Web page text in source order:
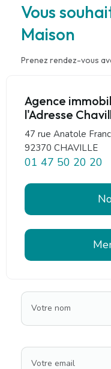
Vous
Maison
Prenez rendez-vous
Agence
l'Adresse
47 rue Anatole
92370 CHAVILLE
01 47 50 20 20
Votre nom
Votre email